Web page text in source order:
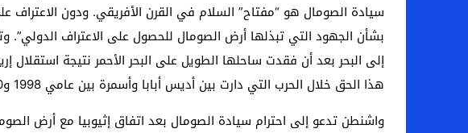
سيادة الصومال هو “مفتاح” السلام في القرن الأفريقي. ودون الاعتراف
بشأن الجهود التي تبذلها أرض الصومال للحصول على الاعتراف
هذا الحق خلال الحرب التي دارت بين أديس أبابا وأسمرة بين عامي 1998 و2000. وتعتمد إثيوبيا حاليا على ميناء جيبوتي في صادراتها ووارداتها.
واشنطن تدعو إلى احترام سيادة الصومال بعد اتفاق إثيوبيا مع أرض